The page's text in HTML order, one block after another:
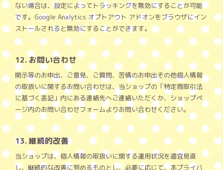
ない場合は、設定によってトラッキングを無効にすることが可能
です。Google Analytics オプトアウト アドオンをブラウザにイン
ストールされると無効にすることができます。
12. お問い合わせ
開示等のお申出、ご意見、ご質問、苦情のお申出その他個人情報
の取扱いに関するお問い合わせは、当ショップの「特定商取引法
に基づく表記」内にある連絡先へご連絡いただくか、ショップペ
ージ内のお問い合わせフォームよりお問い合わせください。
13. 継続的改善
当ショップは、個人情報の取扱いに関する運用状況を適宜見直
し、継続的な改善に努めるものとし、必要に応じて、本プライバ